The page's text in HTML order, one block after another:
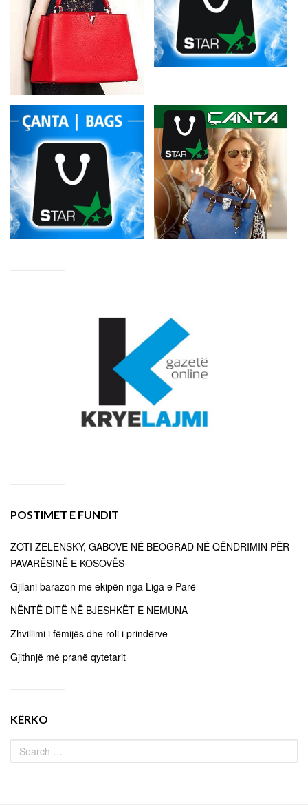
POSTIMET E FUNDIT
ZOTI ZELENSKY, GABOVE NË BEOGRAD NË QËNDRIMIN PËR
PAVARËSINË E KOSOVËS
Gjilani barazon me ekipën nga Liga e Parë
NËNTË DITË NË BJESHKËT E NEMUNA
Zhvillimi i fëmijës dhe roli i prindërve
Gjithnjë më pranë qytetarit
KËRKO